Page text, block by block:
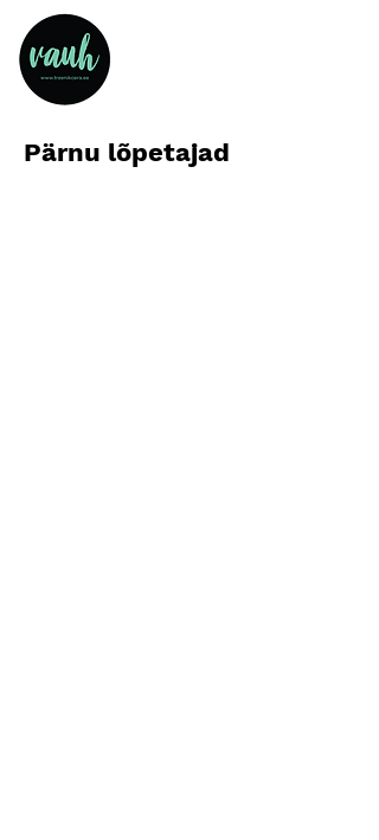
Pärnu lõpetajad